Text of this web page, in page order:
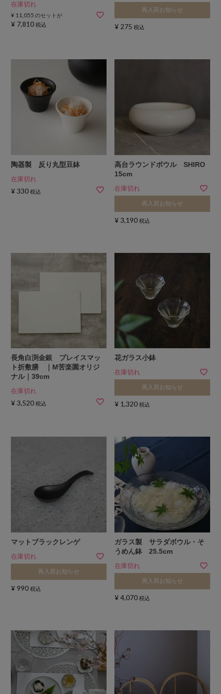
在庫切れ
¥ 11,055 のセットが
¥ 7,810 税込
再入荷お知らせ
¥ 275 税込
陶器製 反り丸型豆鉢
在庫切れ
¥ 330 税込
高台ラウンドボウル SHIRO
15cm
在庫切れ
再入荷お知らせ
¥ 3,190 税込
長角白渕金銀 プレイスマッ
ト折敷膳 ｜M苦楽園オリジ
ナル｜39cm
在庫切れ
¥ 3,520 税込
花ガラス小鉢
在庫切れ
再入荷お知らせ
¥ 1,320 税込
マットブラックレンゲ
在庫切れ
再入荷お知らせ
¥ 990 税込
ガラス製 サラダボウル・そ
うめん鉢 25.5cm
在庫切れ
再入荷お知らせ
¥ 4,070 税込